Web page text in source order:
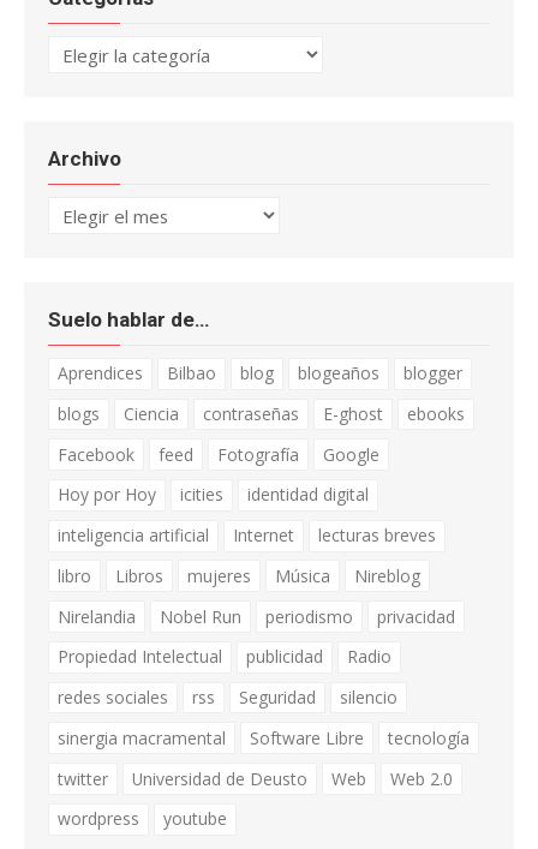
Categorías
Archivo
Archivo
Suelo hablar de…
Aprendices Bilbao blog blogeaños
blogger
blogs
Ciencia contraseñas E-ghost
ebooks
Facebook
feed Fotografía
Google
Hoy por Hoy
icities
identidad digital
inteligencia artificial
Internet
lecturas breves
libro
Libros mujeres Música
Nireblog
Nirelandia
Nobel Run periodismo
privacidad
Propiedad Intelectual
publicidad
Radio
redes sociales
rss Seguridad
silencio
sinergia macramental
Software Libre
tecnología
twitter
Universidad de Deusto Web
Web 2.0
wordpress
youtube